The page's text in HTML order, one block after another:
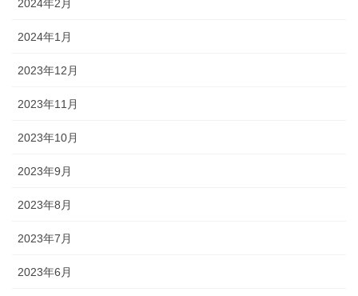
2024年2月
2024年1月
2023年12月
2023年11月
2023年10月
2023年9月
2023年8月
2023年7月
2023年6月